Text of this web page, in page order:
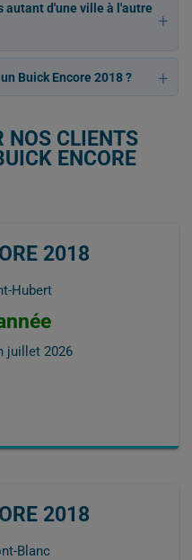
autant d'une ville à l'autre
Buick Encore 2018 ?
NOS CLIENTS
ENCORE
2018
Hubert
juillet 2026
2018
Blanc